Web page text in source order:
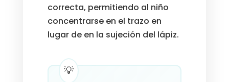
correcta, permitiendo al niño
concentrarse en el trazo en
lugar de en la sujeción del lápiz.